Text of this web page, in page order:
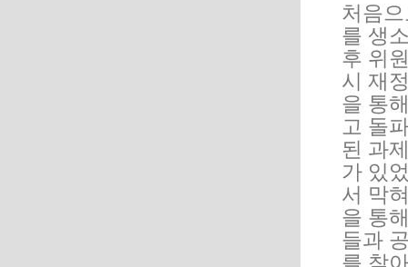
처음
를 생
후 위
시 재
을 통
고 돌
된 과
가 있
서 막
을 통
들과